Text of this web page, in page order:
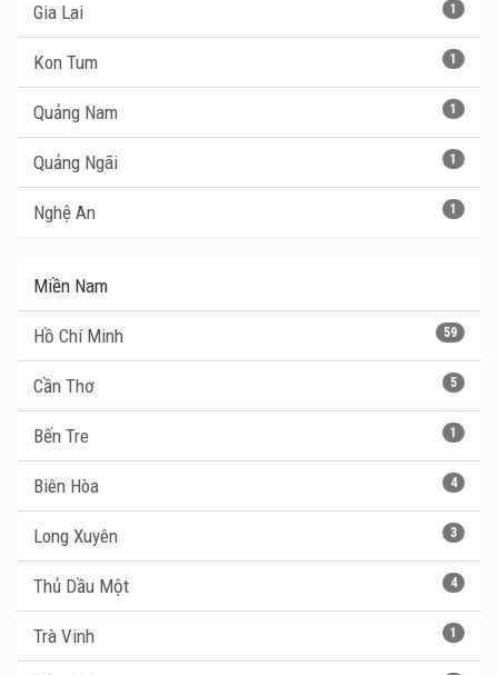
1
Gia Lai
1
Kon Tum
1
Quảng Nam
1
Quảng Ngãi
1
Nghệ An
Miền Nam
59
Hồ Chí Minh
5
Cần Thơ
1
Bến Tre
4
Biên Hòa
3
Long Xuyên
4
Thủ Dầu Một
1
Trà Vinh